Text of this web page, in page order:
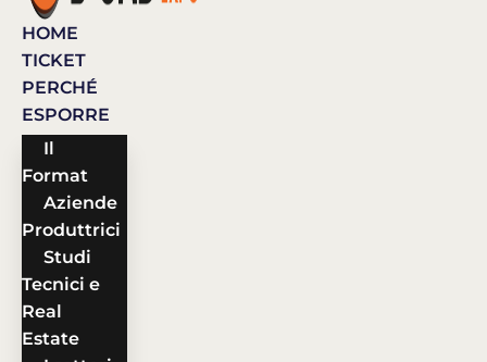
HOME
TICKET
PERCHÉ
ESPORRE
Il
Format
Aziende
Produttrici
Studi
Tecnici e
Real
Estate